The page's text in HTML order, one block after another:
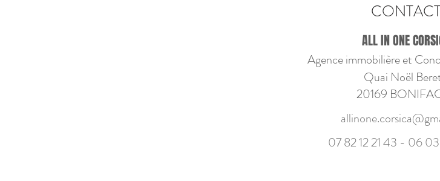
ALL IN ONE
Agence immobilière et
Quai Noël
20169
07 82 12 21 43 - 06